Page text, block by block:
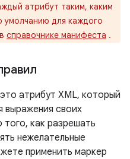
атрибут таким, каким
умолчанию для каждого
справочнике манифеста .
атрибут XML, который
выражения своих
как разрешать
нежелательные
применить маркер